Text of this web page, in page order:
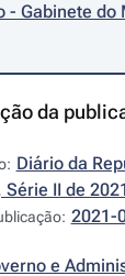
- Gabinete do
da
Diário da
Série II de
2021-
e